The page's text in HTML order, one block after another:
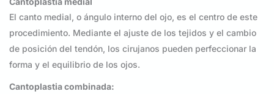
El canto medial, o ángulo interno del ojo, es el centro de este
procedimiento. Mediante el ajuste de los tejidos y el cambio
de posición del tendón, los cirujanos pueden perfeccionar la
forma y el equilibrio de los ojos.
Cantoplastia combinada: